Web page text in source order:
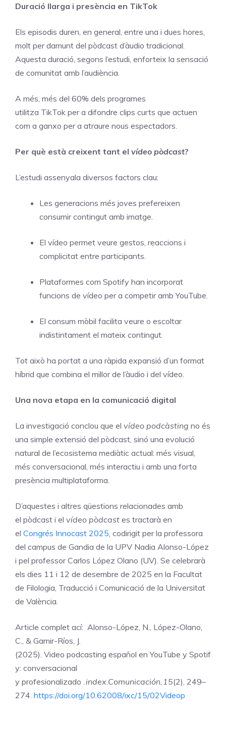
Duració llarga i presència en TikTok
Els episodis duren, en general, entre una i dues hores,
molt per damunt del pòdcast d’àudio tradicional.
Aquesta duració, segons l’estudi, enforteix la sensació
de comunitat amb l’audiència.
A més, més del 60% dels programes
utilitza TikTok per a difondre clips curts que actuen
com a ganxo per a atraure nous espectadors.
Per què està creixent tant el vídeo pòdcast?
L’estudi assenyala diversos factors clau:
Les generacions més joves prefereixen
consumir contingut amb imatge.
El vídeo permet veure gestos, reaccions i
complicitat entre participants.
Plataformes com Spotify han incorporat
funcions de vídeo per a competir amb YouTube.
El consum mòbil facilita veure o escoltar
indistintament el mateix contingut.
Tot això ha portat a una ràpida expansió d’un format
híbrid que combina el millor de l’àudio i del vídeo.
Una nova etapa en la comunicació digital
La investigació conclou que el vídeo podcàsting no és
una simple extensió del pòdcast, sinó una evolució
natural de l’ecosistema mediàtic actual: més visual,
més conversacional, més interactiu i amb una forta
presència multiplataforma.
D’aquestes i altres qüestions relacionades amb
el pòdcast i el vídeo pòdcast es tractarà en
el Congrés Innocast 2025 , codirigit per la professora
del campus de Gandia de la UPV Nadia Alonso-López
i pel professor Carlos López Olano (UV). Se celebrarà
els dies 11 i 12 de desembre de 2025 en la Facultat
de Filologia, Traducció i Comunicació de la Universitat
de València.
Article complet ací: Alonso-López, N., López-Olano,
C., & Gamir-Ríos, J.
(2025). Video podcasting español en YouTube y Spotif
y: conversacional
y profesionalizado . index.Comunicación 15(2), 249–
274. https://doi.org/10.62008/ixc/15/02Videop